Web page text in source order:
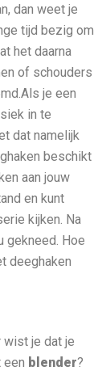
dan weet je
tijd bezig om
het daarna
of schouders
je een
in te
dat namelijk
beschikt
aan jouw
en kunt
kijken. Na
gekneed. Hoe
deeghaken
wist je dat je
een blender?